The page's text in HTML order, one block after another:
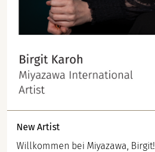
New Artist
Willkommen bei Miyazawa, Birgit!